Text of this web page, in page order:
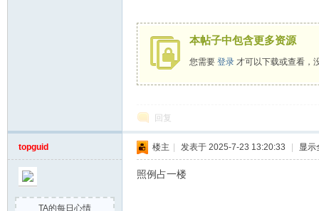
本帖子中包含更多资源
您需要 登录 才可以下载或查看，
回复
topguid
TA的每日心情
楼主 发表于 2025-7-23 13:20:33 显示
照例占一楼